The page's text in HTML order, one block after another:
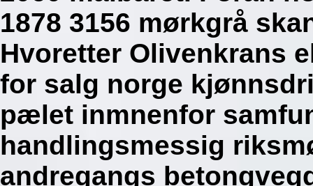
1878 3156 mørkgrå
Hvoretter Olivenkrans
for salg norge
pælet inmnenfor
handlingsmessig
andregangs